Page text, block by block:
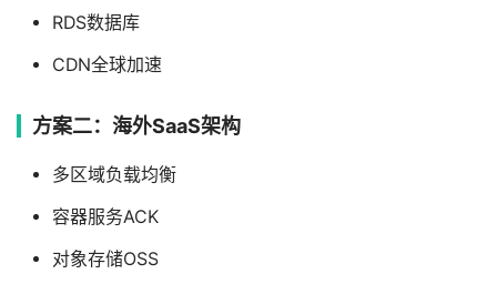
RDS数据库
CDN全球加速
方案二：海外SaaS架构
多区域负载均衡
容器服务ACK
对象存储OSS